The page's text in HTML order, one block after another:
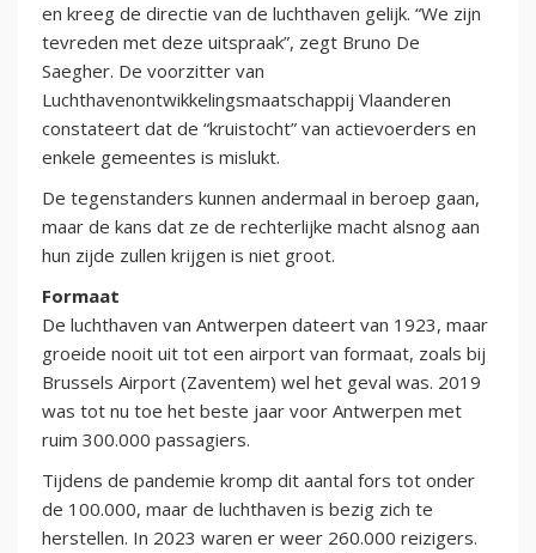
en kreeg de directie van de luchthaven gelijk. “We zijn
tevreden met deze uitspraak”, zegt Bruno De
Saegher. De voorzitter van
Luchthavenontwikkelingsmaatschappij Vlaanderen
constateert dat de “kruistocht” van actievoerders en
enkele gemeentes is mislukt.
De tegenstanders kunnen andermaal in beroep gaan,
maar de kans dat ze de rechterlijke macht alsnog aan
hun zijde zullen krijgen is niet groot.
Formaat
De luchthaven van Antwerpen dateert van 1923, maar
groeide nooit uit tot een airport van formaat, zoals bij
Brussels Airport (Zaventem) wel het geval was. 2019
was tot nu toe het beste jaar voor Antwerpen met
ruim 300.000 passagiers.
Tijdens de pandemie kromp dit aantal fors tot onder
de 100.000, maar de luchthaven is bezig zich te
herstellen. In 2023 waren er weer 260.000 reizigers.